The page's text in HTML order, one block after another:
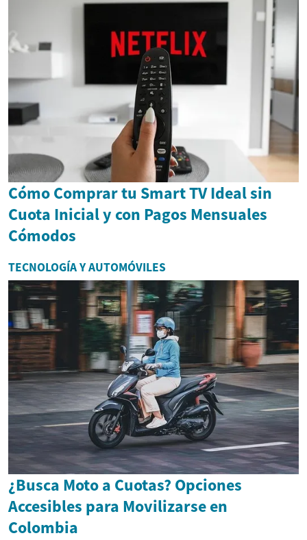
Cómo Comprar tu Smart TV Ideal sin
Cuota Inicial y con Pagos Mensuales
Cómodos
TECNOLOGÍA Y AUTOMÓVILES
¿Busca Moto a Cuotas? Opciones
Accesibles para Movilizarse en
Colombia